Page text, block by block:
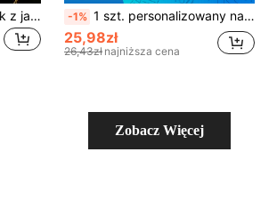
Personalizowany naszyjnik z japońskim imieniem, naszyjnik z kwiatem wiśni, naszyjnik z personalizowanym tekstem, unisex, naszyjnik z japońskimi kanji, biżuteria ze stali nierdzewnej -1% 1 szt. personalizowany naszyjnik z literą imienia, inicjał A-Z, wisiorek ze stali nierdzewnej, prezent dla dziewczyny, vintage, minimalistyczny, jesienny, styl old money, prezent na Dzień Matki, naszyjnik ślubny, prezent wielkanocny, personalizowany prezent, prezent na rocznicę, prezent urodzinowy
25,98zł
26,43zł najniższa cena
Zobacz Więcej